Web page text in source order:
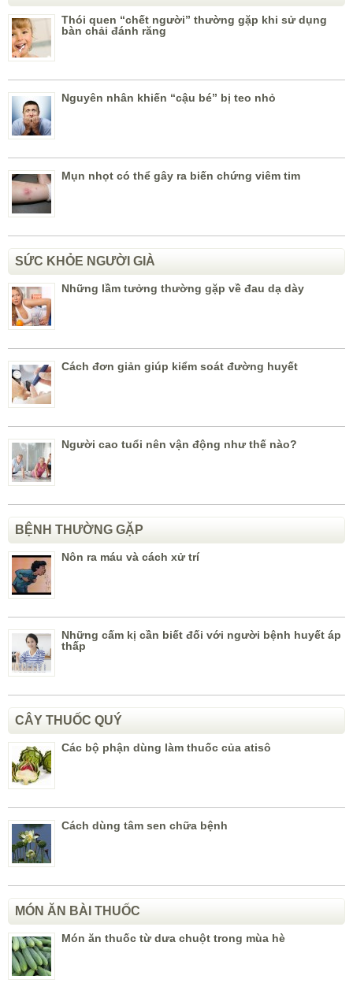
Thói quen “chết người” thường gặp khi sử dụng
bàn chải đánh răng
Nguyên nhân khiến “cậu bé” bị teo nhỏ
Mụn nhọt có thể gây ra biến chứng viêm tim
SỨC KHỎE NGƯỜI GIÀ
Những lầm tưởng thường gặp về đau dạ dày
Cách đơn giản giúp kiểm soát đường huyết
Người cao tuổi nên vận động như thế nào?
BỆNH THƯỜNG GẶP
Nôn ra máu và cách xử trí
Những cấm kị cần biết đối với người bệnh huyết áp
thấp
CÂY THUỐC QUÝ
Các bộ phận dùng làm thuốc của atisô
Cách dùng tâm sen chữa bệnh
MÓN ĂN BÀI THUỐC
Món ăn thuốc từ dưa chuột trong mùa hè